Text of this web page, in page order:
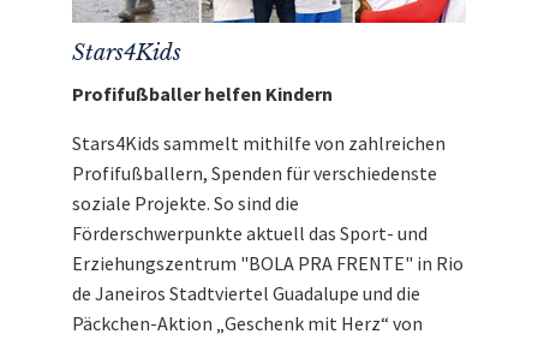
Stars4Kids
Profifußballer helfen Kindern
Stars4Kids sammelt mithilfe von zahlreichen
Profifußballern, Spenden für verschiedenste
soziale Projekte. So sind die
Förderschwerpunkte aktuell das Sport- und
Erziehungszentrum "BOLA PRA FRENTE" in Rio
de Janeiros Stadtviertel Guadalupe und die
Päckchen-Aktion „Geschenk mit Herz“ von